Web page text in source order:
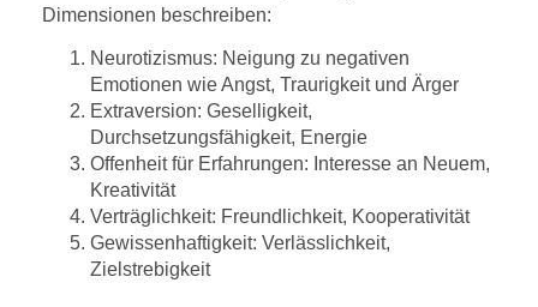
Dimensionen beschreiben:
Neurotizismus: Neigung zu negativen
Emotionen wie Angst, Traurigkeit und Ärger
Extraversion: Geselligkeit,
Durchsetzungsfähigkeit, Energie
Offenheit für Erfahrungen: Interesse an Neuem,
Kreativität
Verträglichkeit: Freundlichkeit, Kooperativität
Gewissenhaftigkeit: Verlässlichkeit,
Zielstrebigkeit